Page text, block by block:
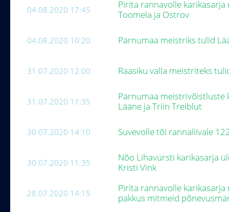
04.08.2020 17:45
Pirita rannavolle
Toomela ja Ostrov
04.08.2020 10:20 Pärnumaa meistriks tulid
31.07.2020 12:00 Raasiku valla meistriteks
31.07.2020 11:35
Pärnumaa meistrivõistluste
Lääne ja Triin Treiblut
30.07.2020 14:10 Suvevolle tõi rannaliivale
30.07.2020 11:35
Nõo Lihavürsti karikasarja
Kristi Vink
28.07.2020 14:15
Pirita rannavolle
pakkus mitmeid